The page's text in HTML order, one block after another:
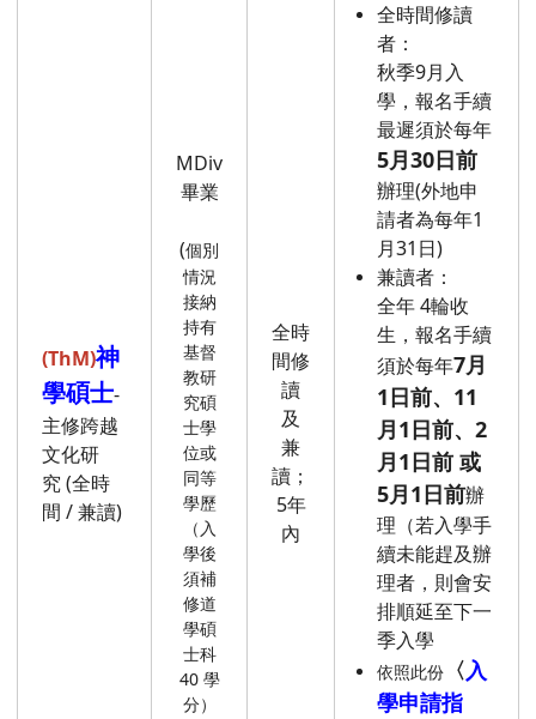
(ThM)神
學碩士-
主修跨越
文化研
究 (全時
間 / 兼讀)
MDiv
畢業
(個別
情況
接納
持有
基督
教研
究碩
士學
位或
同等
學歷
（入
學後
須補
修道
學碩
士科
40 學
分）
全時
間修
讀
及
兼
讀；
5年
內
全時間修讀
者：
秋季9月入
學，報名手續
最遲須於每年
5月30日前
辦理(外地申
請者為每年1
月31日)
兼讀者：
全年 4輪收
生，報名手續
須於每年7月
1日前、11
月1日前、2
月1日前 或
5月1日前辦
理（若入學手
續未能趕及辦
理者，則會安
排順延至下一
季入學
依照此份 〈入
學申請指